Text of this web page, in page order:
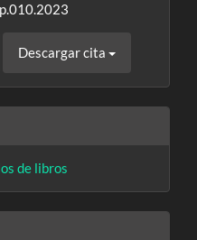
Descargar cita
de libros